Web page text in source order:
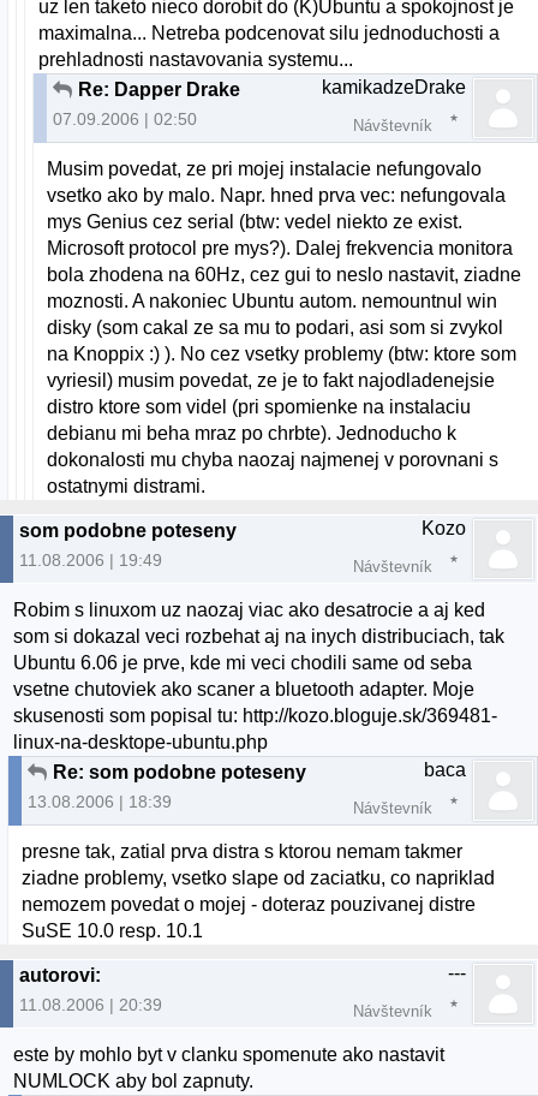
uz len taketo nieco dorobit do (K)Ubuntu a spokojnost je
maximalna... Netreba podcenovat silu jednoduchosti a
prehladnosti nastavovania systemu...
Re: Dapper Drake
07.09.2006 | 02:50
kamikadzeDrake
Návštevník
Musim povedat, ze pri mojej instalacie nefungovalo
vsetko ako by malo. Napr. hned prva vec: nefungovala
mys Genius cez serial (btw: vedel niekto ze exist.
Microsoft protocol pre mys?). Dalej frekvencia monitora
bola zhodena na 60Hz, cez gui to neslo nastavit, ziadne
moznosti. A nakoniec Ubuntu autom. nemountnul win
disky (som cakal ze sa mu to podari, asi som si zvykol
na Knoppix :) ). No cez vsetky problemy (btw: ktore som
vyriesil) musim povedat, ze je to fakt najodladenejsie
distro ktore som videl (pri spomienke na instalaciu
debianu mi beha mraz po chrbte). Jednoducho k
dokonalosti mu chyba naozaj najmenej v porovnani s
ostatnymi distrami.
som podobne poteseny
11.08.2006 | 19:49
Kozo
Návštevník
Robim s linuxom uz naozaj viac ako desatrocie a aj ked
som si dokazal veci rozbehat aj na inych distribuciach, tak
Ubuntu 6.06 je prve, kde mi veci chodili same od seba
vsetne chutoviek ako scaner a bluetooth adapter. Moje
skusenosti som popisal tu: http://kozo.bloguje.sk/369481-
linux-na-desktope-ubuntu.php
Re: som podobne poteseny
13.08.2006 | 18:39
baca
Návštevník
presne tak, zatial prva distra s ktorou nemam takmer
ziadne problemy, vsetko slape od zaciatku, co napriklad
nemozem povedat o mojej - doteraz pouzivanej distre
SuSE 10.0 resp. 10.1
autorovi:
11.08.2006 | 20:39
---
Návštevník
este by mohlo byt v clanku spomenute ako nastavit
NUMLOCK aby bol zapnuty.